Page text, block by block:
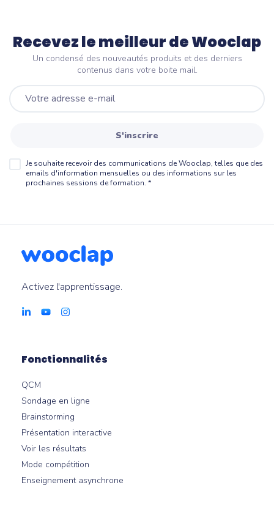
Recevez le meilleur de Wooclap
Un condensé des nouveautés produits et des derniers
contenus dans votre boite mail.
S'inscrire
Je souhaite recevoir des communications de Wooclap, telles que des
emails d'information mensuelles ou des informations sur les
prochaines sessions de formation. *
Activez l'apprentissage.
Fonctionnalités
QCM
Sondage en ligne
Brainstorming
Présentation interactive
Voir les résultats
Mode compétition
Enseignement asynchrone